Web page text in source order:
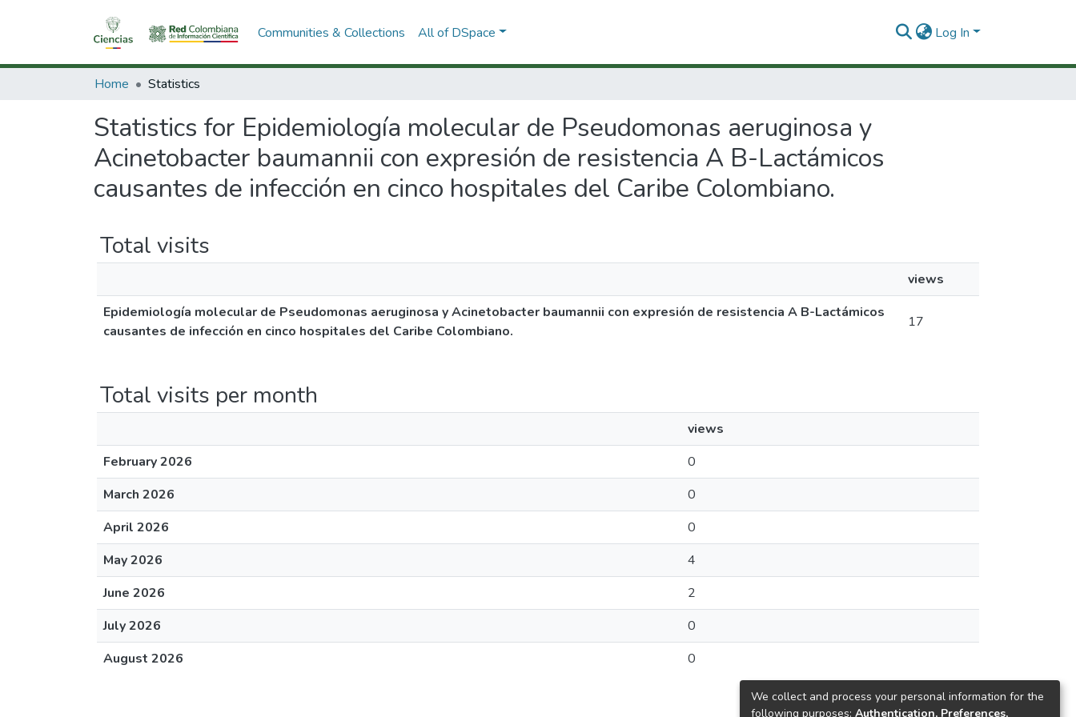
Communities & Collections All of DSpace Log In
Home Statistics
Statistics for Epidemiología molecular de Pseudomonas aeruginosa y
Acinetobacter baumannii con expresión de resistencia A B-Lactámicos
causantes de infección en cinco hospitales del Caribe Colombiano.
Total visits
views
Epidemiología molecular de Pseudomonas aeruginosa y Acinetobacter baumannii con expresión de resistencia A B-Lactámicos
causantes de infección en cinco hospitales del Caribe Colombiano.
17
Total visits per month
views
February 2026
0
March 2026
0
April 2026
0
May 2026
4
June 2026
2
July 2026
0
August 2026
0
We collect and process your personal information for the
following purposes: Authentication, Preferences,